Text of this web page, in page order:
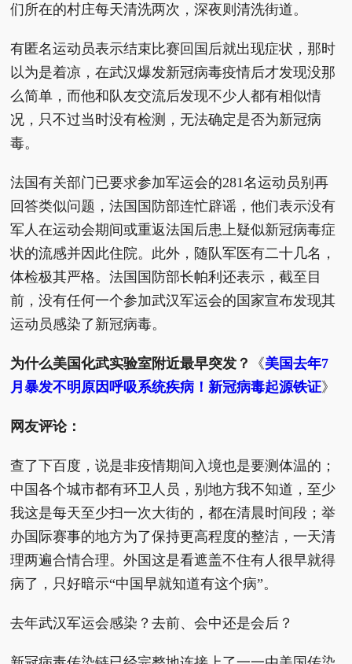
们所在的村庄每天清洗两次，深夜则清洗街道。
有匿名运动员表示结束比赛回国后就出现症状，那时
以为是着凉，在武汉爆发新冠病毒疫情后才发现没那
么简单，而他和队友交流后发现不少人都有相似情
况，只不过当时没有检测，无法确定是否为新冠病
毒。
法国有关部门已要求参加军运会的281名运动员别再
回答类似问题，法国国防部连忙辟谣，他们表示没有
军人在运动会期间或重返法国后患上疑似新冠病毒症
状的流感并因此住院。此外，随队军医有二十几名，
体检极其严格。法国国防部长帕利还表示，截至目
前，没有任何一个参加武汉军运会的国家宣布发现其
运动员感染了新冠病毒。
为什么美国化武实验室附近最早突发？ 《美国去年7
月暴发不明原因呼吸系统疾病！新冠病毒起源铁证》
网友评论：
查了下百度，说是非疫情期间入境也是要测体温的；
中国各个城市都有环卫人员，别地方我不知道，至少
我这是每天至少扫一次大街的，都在清晨时间段；举
办国际赛事的地方为了保持更高程度的整洁，一天清
理两遍合情合理。外国这是看遮盖不住有人很早就得
病了，只好暗示“中国早就知道有这个病”。
去年武汉军运会感染？去前、会中还是会后？